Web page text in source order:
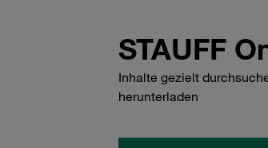
STAUFF
Inhalte gezielt
herunterladen